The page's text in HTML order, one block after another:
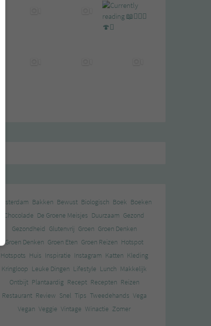
Amsterdam Bakken Bewust Biologisch Boek Boeken
Chocolade De Groene Meisjes Duurzaam Gezond
Gezondheid Glutenvrij Groen Groen Denken
Groen Denken Groen Eten Groen Reizen Hotspot
Hotspots Huis Inspiratie Instagram Katten Kleding
Kringloop Leuke Dingen Lifestyle Lunch Makkelijk
Ontbijt Plantaardig Recept Recepten Reizen
Restaurant Review Snel Tips Tweedehands Vega
Vegan Veggie Vintage Winactie Zomer